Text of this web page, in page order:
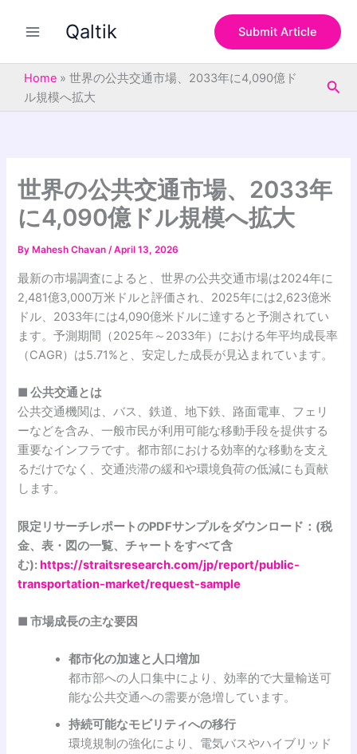
Qaltik Submit Article
Home » 世界の公共交通市場、2033年に4,090億ド
ル規模へ拡大
世界の公共交通市場、2033年
に4,090億ドル規模へ拡大
By Mahesh Chavan/April 13, 2026
最新の市場調査によると、世界の公共交通市場は2024年に
2,481億3,000万米ドルと評価され、2025年には2,623億米
ドル、2033年には4,090億米ドルに達すると予測されてい
ます。予測期間（2025年～2033年）における年平均成長率
（CAGR）は5.71%と、安定した成長が見込まれています。
■ 公共交通とは
公共交通機関は、バス、鉄道、地下鉄、路面電車、フェリ
ーなどを含み、一般市民が利用可能な移動手段を提供する
重要なインフラです。都市部における効率的な移動を支え
るだけでなく、交通渋滞の緩和や環境負荷の低減にも貢献
します。
限定リサーチレポートのPDFサンプルをダウンロード：(税
金、表・図の一覧、チャートをすべて含
む):https://straitsresearch.com/jp/report/public-
transportation-market/request-sample
■ 市場成長の主な要因
都市化の加速と人口増加
都市部への人口集中により、効率的で大量輸送可
能な公共交通への需要が急増しています。
持続可能なモビリティへの移行
環境規制の強化により、電気バスやハイブリッド